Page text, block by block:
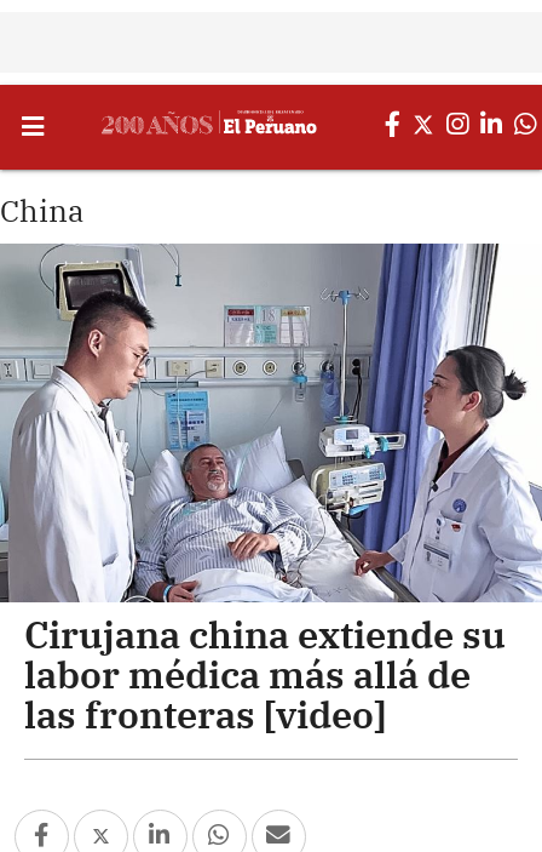
China
Cirujana china extiende su
labor médica más allá de
las fronteras [video]